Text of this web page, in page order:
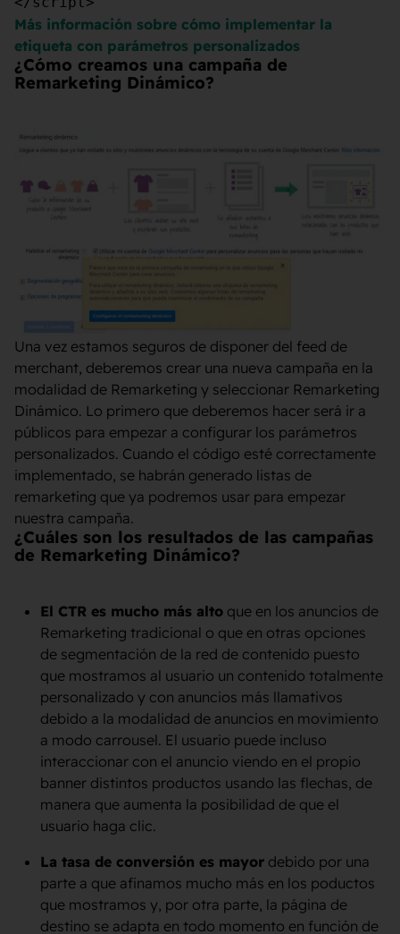
Más información sobre cómo implementar la
etiqueta con parámetros personalizados
¿Cómo creamos una campaña de
Remarketing Dinámico?
Una vez estamos seguros de disponer del feed de
merchant, deberemos crear una nueva campaña en la
modalidad de Remarketing y seleccionar Remarketing
Dinámico. Lo primero que deberemos hacer será ir a
públicos para empezar a configurar los parámetros
personalizados. Cuando el código esté correctamente
implementado, se habrán generado listas de
remarketing que ya podremos usar para empezar
nuestra campaña.
¿Cuáles son los resultados de las campañas
de Remarketing Dinámico?
El CTR es mucho más altoque en los anuncios de
Remarketing tradicional o que en otras opciones
de segmentación de la red de contenido puesto
que mostramos al usuario un contenido totalmente
personalizado y con anuncios más llamativos
debido a la modalidad de anuncios en movimiento
a modo carrousel. El usuario puede incluso
interaccionar con el anuncio viendo en el propio
banner distintos productos usando las flechas, de
manera que aumenta la posibilidad de que el
usuario haga clic.
La tasa de conversión es mayordebido por una
parte a que afinamos mucho más en los poductos
que mostramos y, por otra parte, la página de
destino se adapta en todo momento en función de